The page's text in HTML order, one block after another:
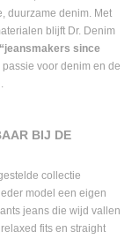
duurzame denim. Met
blijft Dr. Denim
“jeansmakers since
voor denim en de
BIJ DE
collectie
model een eigen
jeans die wijd vallen
fits en straight